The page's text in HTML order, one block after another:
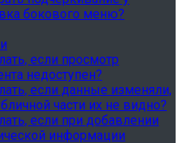
бокового меню?
если просмотр
недоступен?
если данные изменяли,
части их не видно?
если при добавлении
информации